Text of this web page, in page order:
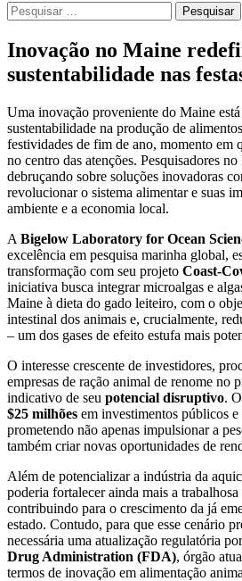
Pesquisar
por:
Inovação no Maine
sustentabilidade nas
Uma inovação proveniente do Maine
sustentabilidade na produção de
festividades de fim de ano, momento em
no centro das atenções. Pesquisadores
debruçando sobre soluções inovadoras
revolucionar o sistema alimentar e suas
ambiente e a economia local.
A Bigelow Laboratory for Ocean
excelência em pesquisa marinha global,
transformação com seu projeto Coast-
iniciativa busca integrar microalgas e
Maine à dieta do gado leiteiro, com o
intestinal dos animais e, crucialmente,
– um dos gases de efeito estufa mais
O interesse crescente de investidores,
empresas de ração animal de renome no
indicativo de seu potencial disruptivo.
$25 milhões em investimentos públicos
prometendo não apenas impulsionar a
também criar novas oportunidades de
Além de potencializar a indústria da
poderia fortalecer ainda mais a
contribuindo para o crescimento da já
estado. Contudo, para que esse cenário
necessária uma atualização regulatória
Drug Administration (FDA), órgão
termos de inovação em alimentação